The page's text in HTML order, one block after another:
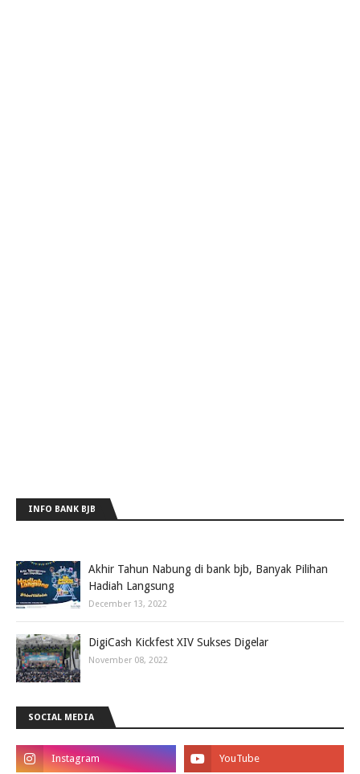
INFO BANK BJB
Akhir Tahun Nabung di bank bjb, Banyak Pilihan
Hadiah Langsung
December 13, 2022
DigiCash Kickfest XIV Sukses Digelar
November 08, 2022
SOCIAL MEDIA